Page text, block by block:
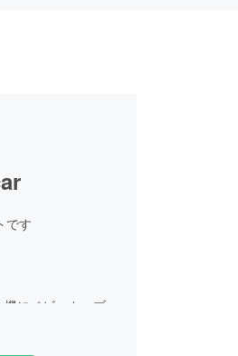
です
にベビーカーブロ
しい状況でした。